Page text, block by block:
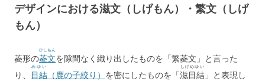
o
o
k
デザインにおける滋文（しげもん）・繁文（しげ
もん）
菱形の菱文
ひしもん
を隙間なく織り出したものを「繁菱文」と言った
り、
目結
めゆい
（鹿の子絞り） を密にしたものを「滋目結
しげめゆい
」と表現し